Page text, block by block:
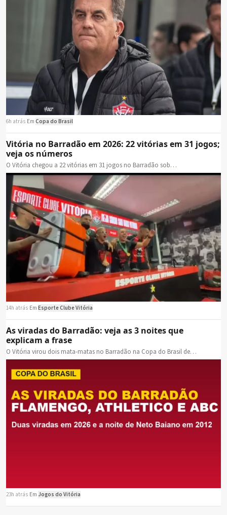
6h atrás Em Copa do Brasil
Vitória no Barradão em 2026: 22 vitórias em 31 jogos;
veja os números
O Vitória chegou a 22 vitórias em 31 jogos no Barradão sob…
14h atrás Em Esporte Clube Vitória
As viradas do Barradão: veja as 3 noites que
explicam a frase
O Vitória virou dois mata-matas no Barradão na Copa do Brasil de…
23h atrás Em Jogos do Vitória